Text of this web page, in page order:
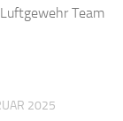
Team
2025